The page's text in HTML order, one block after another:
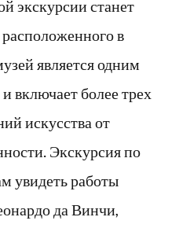
экскурсии станет
в
является одним
включает более трех
искусства от
Экскурсия по
увидеть работы
да Винчи,